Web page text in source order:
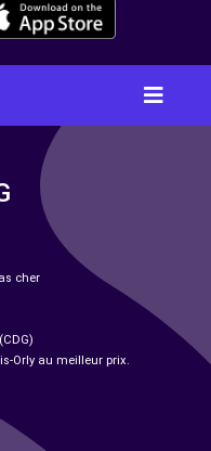
cher
Orly au meilleur prix.